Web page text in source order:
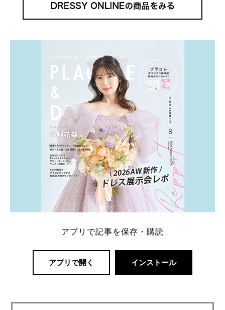
アプリで記事を保存・購読
アプリで開く インストール